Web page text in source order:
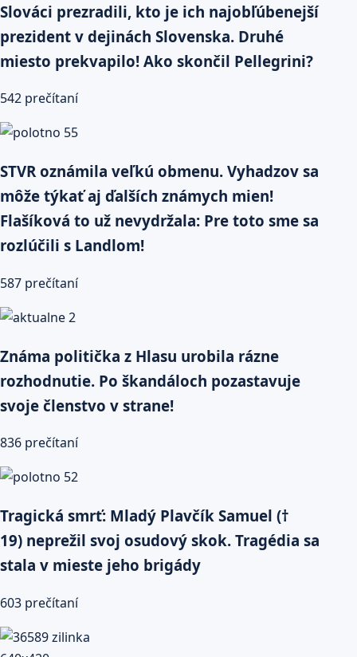
Slováci prezradili, kto je ich najobľúbenejší
prezident v dejinách Slovenska. Druhé
miesto prekvapilo! Ako skončil Pellegrini?
542 prečítaní
STVR oznámila veľkú obmenu. Vyhadzov sa
môže týkať aj ďalších známych mien!
Flašíková to už nevydržala: Pre toto sme sa
rozlúčili s Landlom!
587 prečítaní
Známa politička z Hlasu urobila rázne
rozhodnutie. Po škandáloch pozastavuje
svoje členstvo v strane!
836 prečítaní
Tragická smrť: Mladý Plavčík Samuel (†
19) neprežil svoj osudový skok. Tragédia sa
stala v mieste jeho brigády
603 prečítaní